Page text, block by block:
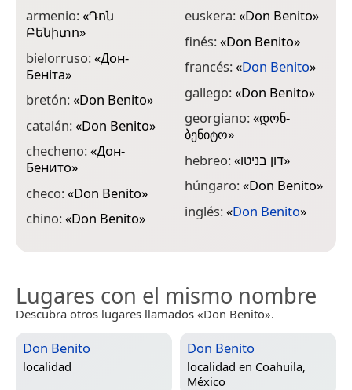
armenio:«Դոն
Բենիտո»
bielorruso:«Дон-
Беніта»
bretón:«Don Benito»
catalán:«Don Benito»
checheno:«Дон-
Бенито»
checo:«Don Benito»
chino:«Don Benito»
euskera:«Don Benito»
finés:«Don Benito»
francés:«Don Benito»
gallego:«Don Benito»
georgiano:«დონ-
ბენიტო»
hebreo:«דון בניטו»
húngaro:«Don Benito»
inglés:«Don Benito»
Lugares con el mismo nombre
Descubra otros lugares llamados «Don Benito».
Don Benito
localidad
Don Benito
localidad en Coahuila,
México